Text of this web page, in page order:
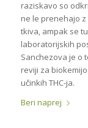
raziskavo so
ne le prenehajo
tkiva, ampak se
laboratorijskih
Sanchezova je o
reviji za
učinkih THC-ja.
Beri naprej